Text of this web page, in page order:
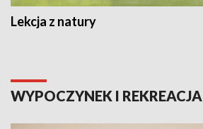
Lekcja z natury
WYPOCZYNEK I REKREACJA